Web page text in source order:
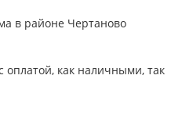
в районе Чертаново
оплатой, как наличными, так